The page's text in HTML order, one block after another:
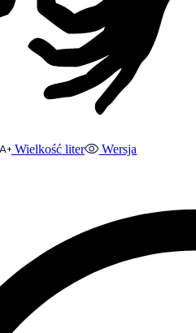
Wielkość liter
Wersja